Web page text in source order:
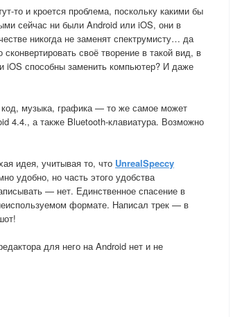
то и кроется проблема, поскольку какими бы
сейчас ни были Android или iOS, они в
никогда не заменят спектрумисту… да
своё творение в такой вид, в
способны заменить компьютер? И даже
музыка, графика — то же самое может
4.4., а также Bluetooth-клавиатура. Возможно
идея, учитывая то, что UnrealSpeccy
удобно, но часть этого удобства
— нет. Единственное спасение в
формате. Написал трек — в
для него на Android нет и не